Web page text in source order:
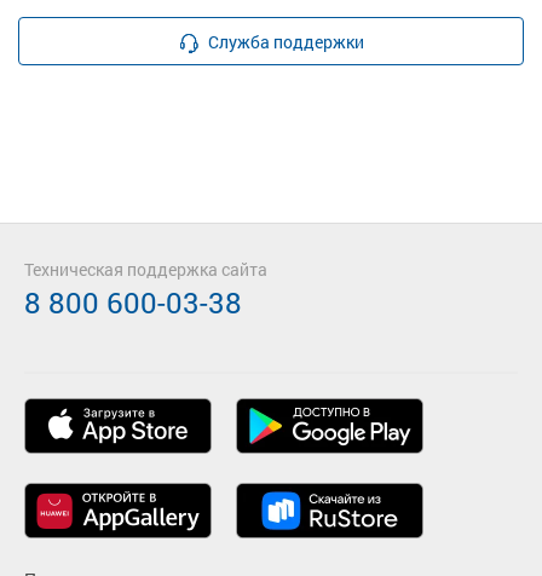
Служба поддержки
Техническая поддержка сайта
8 800 600-03-38